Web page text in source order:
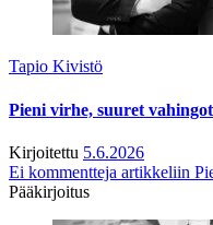
Tapio Kivistö
Pieni virhe, suuret vahingot
Kirjoitettu 5.6.2026
Ei kommentteja artikkeliin
Pääkirjoitus